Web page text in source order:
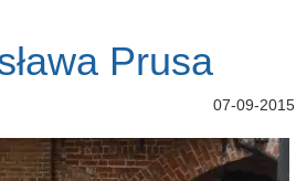
Prusa
07-09-2015